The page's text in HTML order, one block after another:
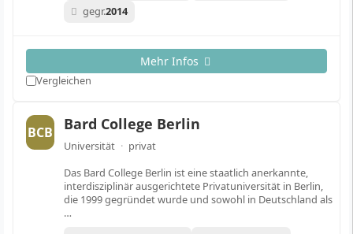
gegr.2014
Mehr Infos
Vergleichen
BCB Bard College Berlin
Universität · privat
Das Bard College Berlin ist eine staatlich anerkannte,
interdisziplinär ausgerichtete Privatuniversität in Berlin,
die 1999 gegründet wurde und sowohl in Deutschland als
…